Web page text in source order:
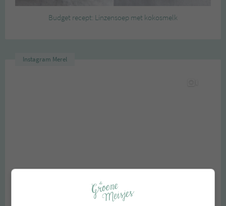
Budget recept: Linzensoep met kokosmelk
Instagram Merel